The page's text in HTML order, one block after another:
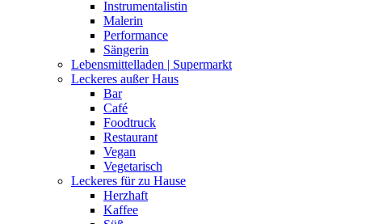
Instrumentalistin
Malerin
Performance
Sängerin
Lebensmittelladen | Supermarkt
Leckeres außer Haus
Bar
Café
Foodtruck
Restaurant
Vegan
Vegetarisch
Leckeres für zu Hause
Herzhaft
Kaffee